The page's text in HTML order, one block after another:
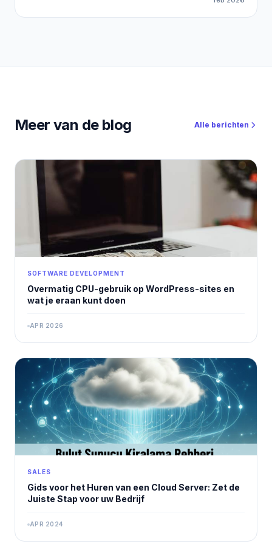
Meer van de blog Alle berichten
SOFTWARE DEVELOPMENT
Overmatig CPU-gebruik op WordPress-sites en
wat je eraan kunt doen
APR 2026
SALES
Gids voor het Huren van een Cloud Server: Zet de
Juiste Stap voor uw Bedrijf
APR 2024